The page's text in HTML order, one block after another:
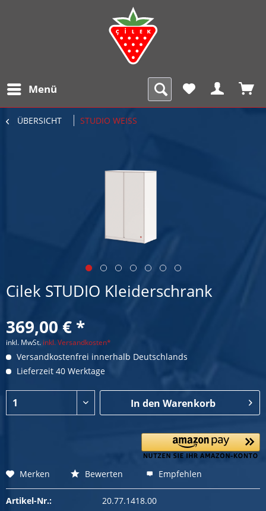
Menü
ÜBERSICHT STUDIO WEISS
Cilek STUDIO Kleiderschrank
369,00 € *
inkl. MwSt. inkl. Versandkosten*
Versandkostenfrei innerhalb Deutschlands
Lieferzeit 40 Werktage
In den Warenkorb
Merken Bewerten Empfehlen
Artikel-Nr.: 20.77.1418.00